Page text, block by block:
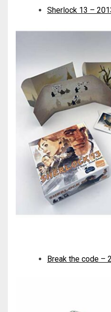
Sherlock 13 –
Break the code –